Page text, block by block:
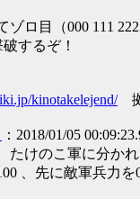
ゾロ目（000 111
するぞ！
kinotakelejend/拠
：2018/01/05
たけのこ軍に分か
、先に敵軍兵力を